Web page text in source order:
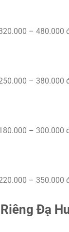
– 480.000
– 380.000
– 300.000
– 350.000
Đạ